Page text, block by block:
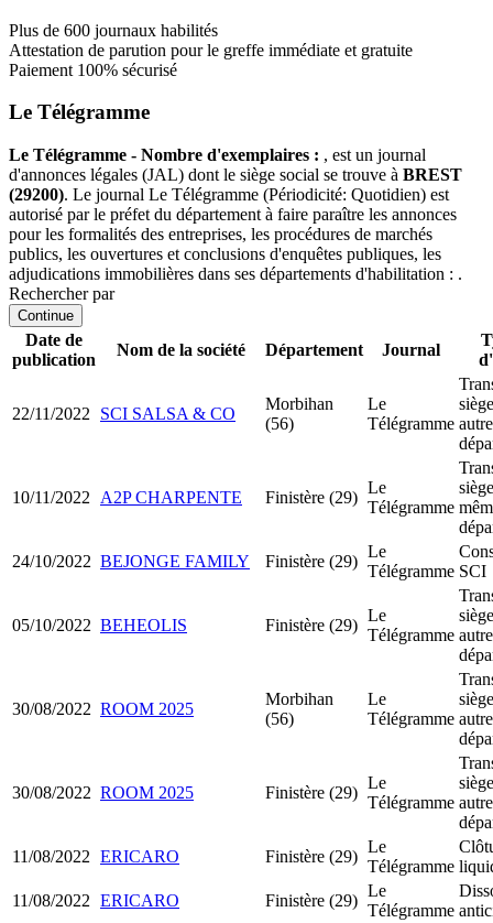
Plus de 600 journaux habilités
Attestation de parution pour le greffe immédiate et gratuite
Paiement 100% sécurisé
Le Télégramme
Le Télégramme - Nombre d'exemplaires : , est un journal
d'annonces légales (JAL) dont le siège social se trouve à BREST
(29200). Le journal Le Télégramme (Périodicité: Quotidien) est
autorisé par le préfet du département à faire paraître les annonces
pour les formalités des entreprises, les procédures de marchés
publics, les ouvertures et conclusions d'enquêtes publiques, les
adjudications immobilières dans ses départements d'habilitation : .
Rechercher par
Continue
Date de
publication
Nom de la société Département Journal
22/11/2022 SCI SALSA & CO
Morbihan
(56)
Le
Télégramme autre
10/11/2022 A2P CHARPENTE Finistère (29)
Le
Télégramme
24/10/2022 BEJONGE FAMILY Finistère (29)
Le
Télégramme SCI
05/10/2022 BEHEOLIS Finistère (29)
Le
Télégramme autre
30/08/2022 ROOM 2025
Morbihan
(56)
Le
Télégramme autre
30/08/2022 ROOM 2025 Finistère (29)
Le
Télégramme autre
11/08/2022 ERICARO Finistère (29)
Le
Télégramme
11/08/2022 ERICARO Finistère (29)
Le
Télégramme